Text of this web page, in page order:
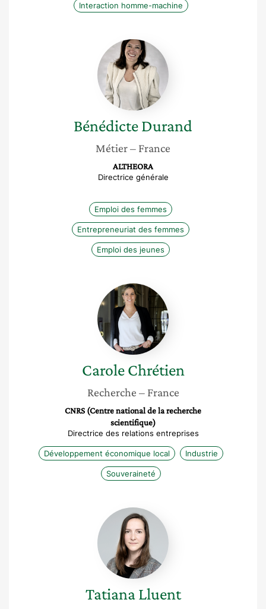
Interaction homme-machine
Bénédicte
Durand
BénédicteDurand
Métier– France
ALTHEORA
Directrice générale
Emploi des femmes
Entrepreneuriat des femmes
Emploi des jeunes
Carole
Chrétien
Carole Chrétien
Recherche – France
CNRS (Centre national de la recherche
scientifique)
Directrice des relations entreprises
Développement économique local Industrie
Souveraineté
Tatiana
Lluent
Tatiana Lluent